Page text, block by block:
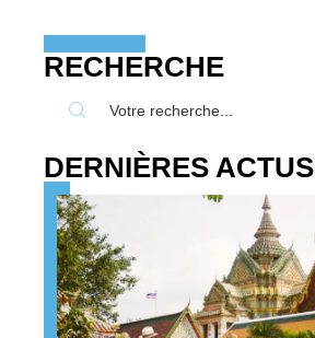
RECHERCHE
DERNIÈRES ACTUS